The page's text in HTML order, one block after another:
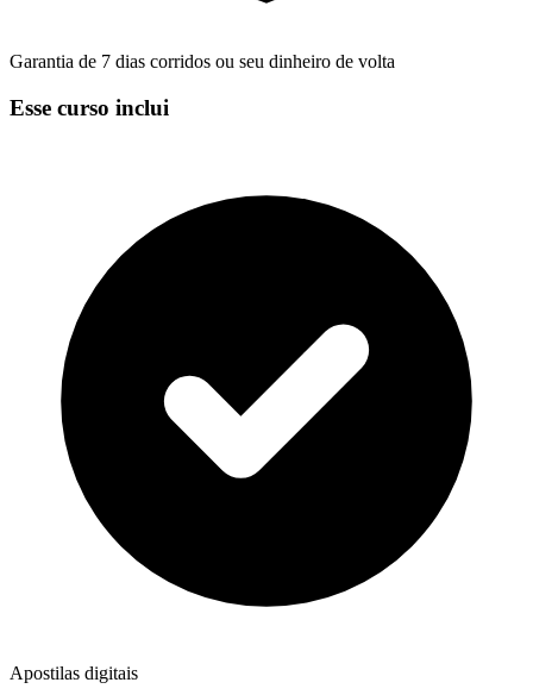
Garantia de 7 dias corridos ou seu dinheiro de volta
Esse curso inclui
Apostilas digitais